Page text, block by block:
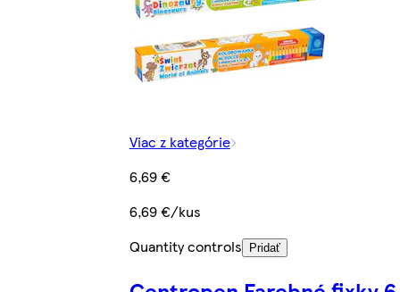
Viac z kategórie
6,69 €
6,69 €/kus
Quantity controls
Pridať